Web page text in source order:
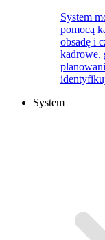
System
pomocą
obsadę i
kadrowe,
System